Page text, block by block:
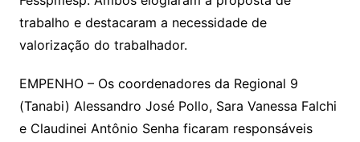
trabalho e destacaram a necessidade de
valorização do trabalhador.
EMPENHO – Os coordenadores da Regional 9
(Tanabi) Alessandro José Pollo, Sara Vanessa Falchi
e Claudinei Antônio Senha ficaram responsáveis